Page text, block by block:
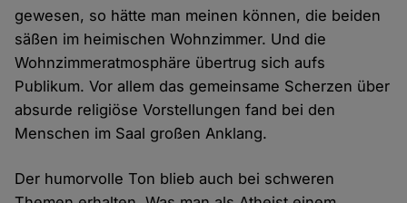
gewesen, so hätte man meinen können, die beiden
säßen im heimischen Wohnzimmer. Und die
Wohnzimmeratmosphäre übertrug sich aufs
Publikum. Vor allem das gemeinsame Scherzen über
absurde religiöse Vorstellungen fand bei den
Menschen im Saal großen Anklang.
Der humorvolle Ton blieb auch bei schweren